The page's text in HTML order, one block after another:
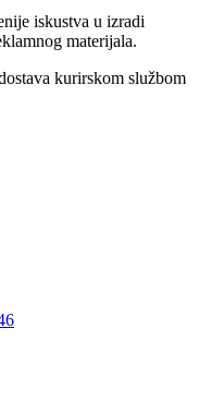
iskustva u izradi
materijala.
kurirskom službom